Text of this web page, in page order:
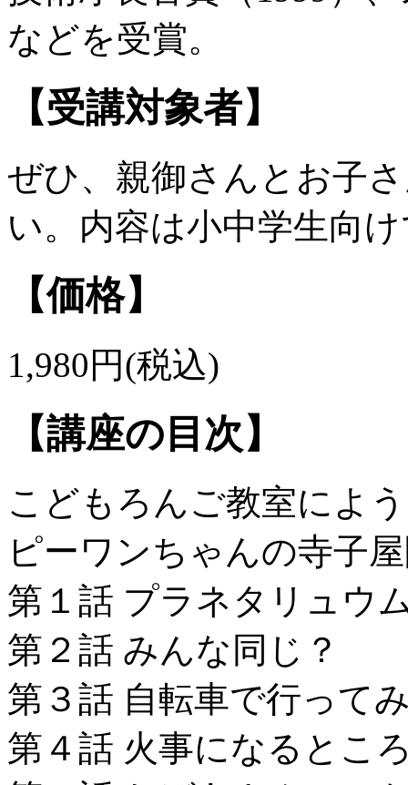
などを受賞。
【受講対象者】
ぜひ、親御さんとお子
い。内容は小中学生向
【価格】
1,980円(税込)
【講座の目次】
こどもろんご教室によ
ピーワンちゃんの寺子
第１話 プラネタリュウ
第２話 みんな同じ？
第３話 自転車で行って
第４話 火事になるとこ